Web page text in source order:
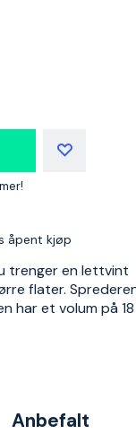
åpent kjøp
trenger en lettvint
flater.
har et volum på
Anbefalt